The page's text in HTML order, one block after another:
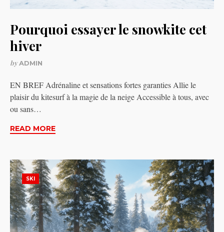
Pourquoi essayer le snowkite cet
hiver
byADMIN
EN BREF Adrénaline et sensations fortes garanties Allie le
plaisir du kitesurf à la magie de la neige Accessible à tous, avec
ou sans…
READ MORE
SKI